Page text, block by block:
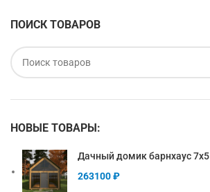
ПОИСК ТОВАРОВ
НОВЫЕ ТОВАРЫ:
Дачный домик барнхаус 7х5
263100₽